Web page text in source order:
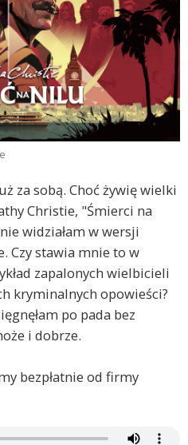
za sobą. Choć żywię wielki
Christie, "Śmierci na
widziałam w wersji
Czy stawia mnie to w
zapalonych wielbicieli
kryminalnych opowieści?
po pada bez
i dobrze.
bezpłatnie od firmy